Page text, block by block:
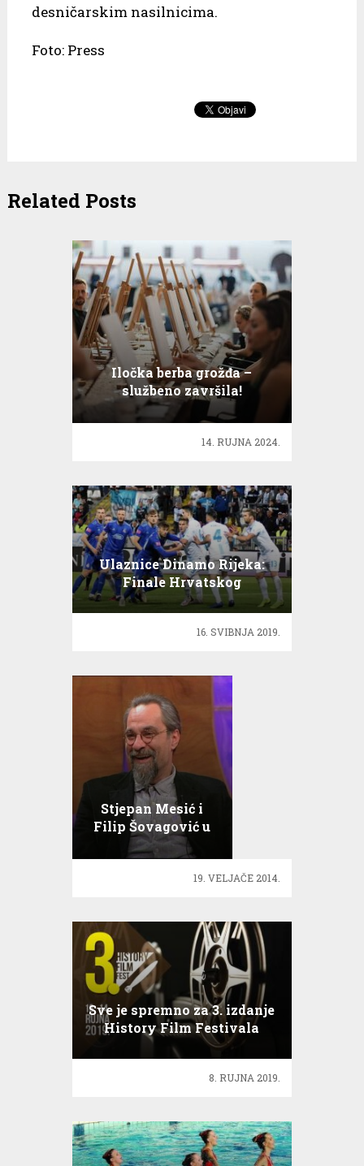
desničarskim nasilnicima.
Foto: Press
Related Posts
Iločka berba grožđa –
službeno završila!
14. RUJNA 2024.
Ulaznice Dinamo Rijeka:
Finale Hrvatskog
nogometnog kupa
16. SVIBNJA 2019.
Stjepan Mesić i
Filip Šovagović u
8. katu!
19. VELJAČE 2014.
Sve je spremno za 3. izdanje
History Film Festivala
8. RUJNA 2019.